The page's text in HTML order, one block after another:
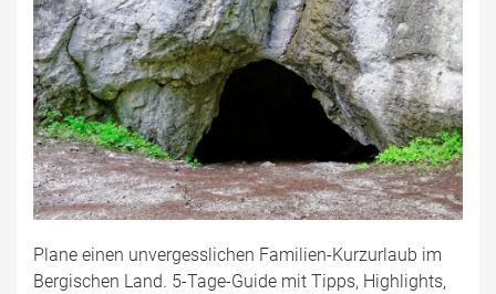
Plane einen unvergesslichen Familien-Kurzurlaub im
Bergischen Land. 5-Tage-Guide mit Tipps, Highlights,